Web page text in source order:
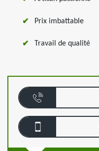
Prix imbattable
Travail de qualité